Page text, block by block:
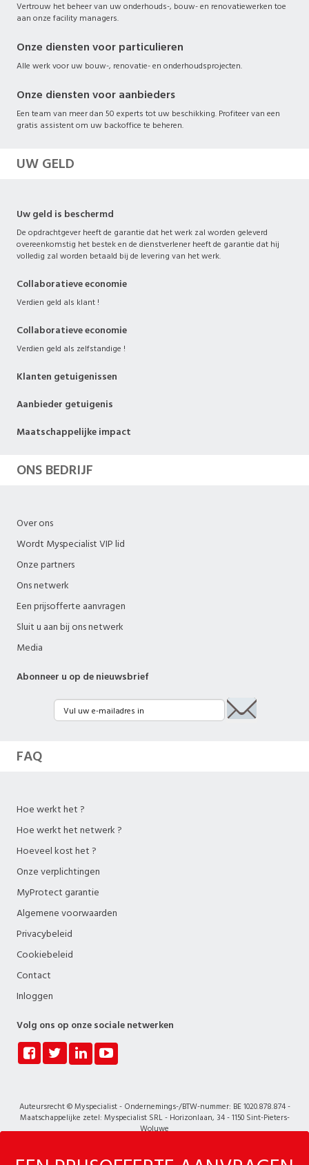
Vertrouw het beheer van uw onderhouds-, bouw- en renovatiewerken toe
aan onze facility managers.
Onze diensten voor particulieren
Alle werk voor uw bouw-, renovatie- en onderhoudsprojecten.
Onze diensten voor aanbieders
Een team van meer dan 50 experts tot uw beschikking. Profiteer van een
gratis assistent om uw backoffice te beheren.
UW GELD
Uw geld is beschermd
De opdrachtgever heeft de garantie dat het werk zal worden geleverd
overeenkomstig het bestek en de dienstverlener heeft de garantie dat hij
volledig zal worden betaald bij de levering van het werk.
Collaboratieve economie
Verdien geld als klant !
Collaboratieve economie
Verdien geld als zelfstandige !
Klanten getuigenissen
Aanbieder getuigenis
Maatschappelijke impact
ONS BEDRIJF
Over ons
Wordt Myspecialist VIP lid
Onze partners
Ons netwerk
Een prijsofferte aanvragen
Sluit u aan bij ons netwerk
Media
Abonneer u op de nieuwsbrief
FAQ
Hoe werkt het ?
Hoe werkt het netwerk ?
Hoeveel kost het ?
Onze verplichtingen
MyProtect garantie
Algemene voorwaarden
Privacybeleid
Cookiebeleid
Contact
Inloggen
Volg ons op onze sociale netwerken
Auteursrecht © Myspecialist - Ondernemings-/BTW-nummer: BE 1020.878.874 -
Maatschappelijke zetel: Myspecialist SRL - Horizonlaan, 34 - 1150 Sint-Pieters-
Woluwe